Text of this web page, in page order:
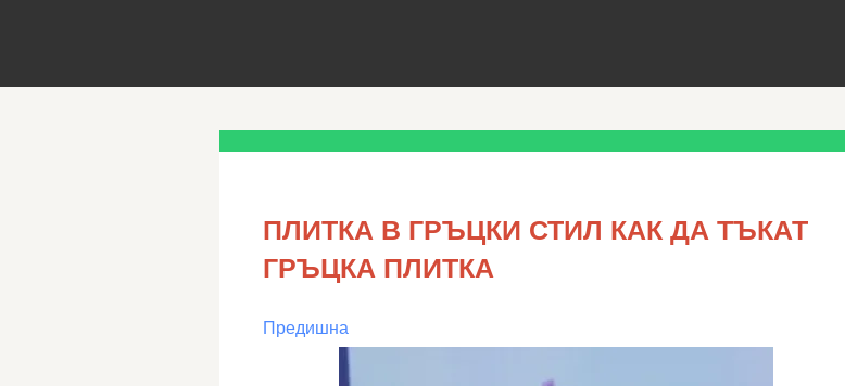
ПЛИТКА В ГРЪЦКИ СТИЛ КАК ДА ТЪКАТ
ГРЪЦКА ПЛИТКА
Предишна